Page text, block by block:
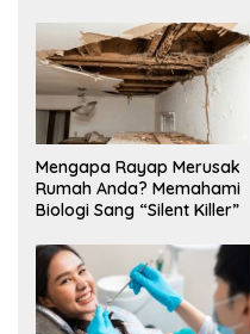
Mengapa Rayap Merusak
Rumah Anda? Memahami
Biologi Sang “Silent Killer”